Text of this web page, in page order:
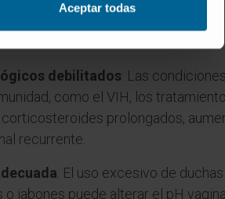
Aceptar todas
debilitados: Las
como el VIH, los
prolongados,
recurrente.
: El uso excesivo de
jabones puede alterar el pH